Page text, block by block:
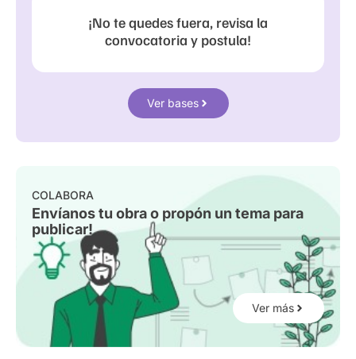
¡No te quedes fuera, revisa la
convocatoria y postula!
Ver bases
COLABORA
Envíanos tu obra o propón un tema para
publicar!
Ver más